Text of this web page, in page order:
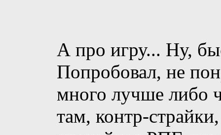
А про игру... Ну,
Попробовал, не
много лучше либо
там, контр-